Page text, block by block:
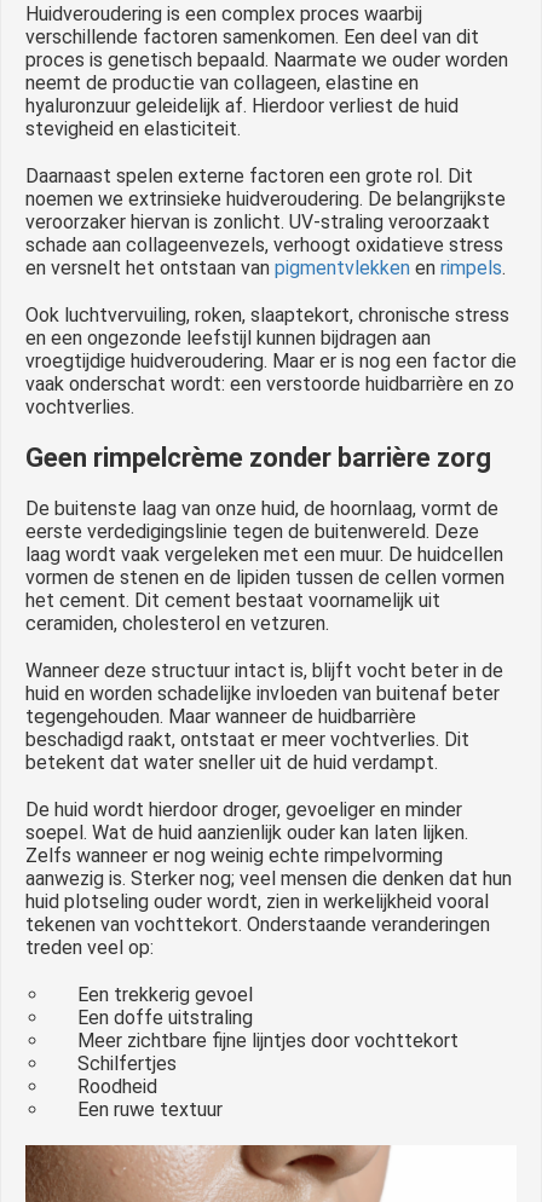
Huidveroudering is een complex proces waarbij
verschillende factoren samenkomen. Een deel van dit
proces is genetisch bepaald. Naarmate we ouder worden
neemt de productie van collageen, elastine en
hyaluronzuur geleidelijk af. Hierdoor verliest de huid
stevigheid en elasticiteit.
Daarnaast spelen externe factoren een grote rol. Dit
noemen we extrinsieke huidveroudering. De belangrijkste
veroorzaker hiervan is zonlicht. UV-straling veroorzaakt
schade aan collageenvezels, verhoogt oxidatieve stress
en versnelt het ontstaan van pigmentvlekken en rimpels.
Ook luchtvervuiling, roken, slaaptekort, chronische stress
en een ongezonde leefstijl kunnen bijdragen aan
vroegtijdige huidveroudering. Maar er is nog een factor die
vaak onderschat wordt: een verstoorde huidbarrière en zo
vochtverlies.
Geen rimpelcrème zonder barrière zorg
De buitenste laag van onze huid, de hoornlaag, vormt de
eerste verdedigingslinie tegen de buitenwereld. Deze
laag wordt vaak vergeleken met een muur. De huidcellen
vormen de stenen en de lipiden tussen de cellen vormen
het cement. Dit cement bestaat voornamelijk uit
ceramiden, cholesterol en vetzuren.
Wanneer deze structuur intact is, blijft vocht beter in de
huid en worden schadelijke invloeden van buitenaf beter
tegengehouden. Maar wanneer de huidbarrière
beschadigd raakt, ontstaat er meer vochtverlies. Dit
betekent dat water sneller uit de huid verdampt.
De huid wordt hierdoor droger, gevoeliger en minder
soepel. Wat de huid aanzienlijk ouder kan laten lijken.
Zelfs wanneer er nog weinig echte rimpelvorming
aanwezig is. Sterker nog; veel mensen die denken dat hun
huid plotseling ouder wordt, zien in werkelijkheid vooral
tekenen van vochttekort. Onderstaande veranderingen
treden veel op:
Een trekkerig gevoel
Een doffe uitstraling
Meer zichtbare fijne lijntjes door vochttekort
Schilfertjes
Roodheid
Een ruwe textuur